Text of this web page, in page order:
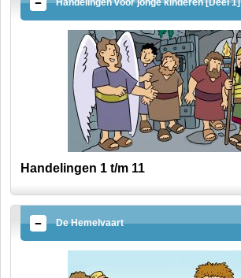
Handelingen voor jonge kinderen [Deel 1]
Handelingen 1 t/m 11
De Hemelvaart